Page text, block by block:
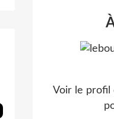
Voir le profil